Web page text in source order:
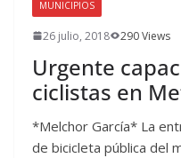
MUNICIPIOS
26 julio, 2018 290 Views
Urgente
ciclistas en
*Melchor García* La
de bicicleta pública del